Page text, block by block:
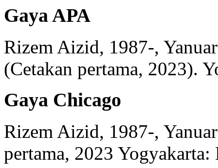
Gaya APA
Rizem Aizid, 1987-,
(Cetakan pertama, 2023).
Gaya Chicago
Rizem Aizid, 1987-,
pertama, 2023 Yogyakarta: